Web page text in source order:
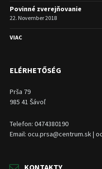
Povinné zverejňovanie
22. November 2018
VIAC
ELÉRHETŐSÉG
Prša 79
985 41 Šávoľ
Telefon: 0474380190
Email: ocu.prsa@centrum.sk |
KONTAKTY